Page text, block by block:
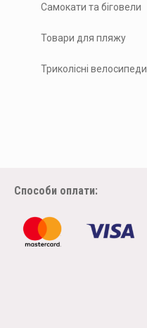
Самокати та біговели
Товари для пляжу
Триколісні велосипеди
Способи оплати: